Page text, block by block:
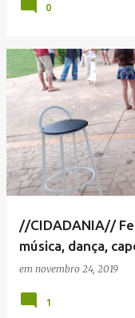
0
//CIDADANIA//
música, dança,
em novembro 24, 2019
1